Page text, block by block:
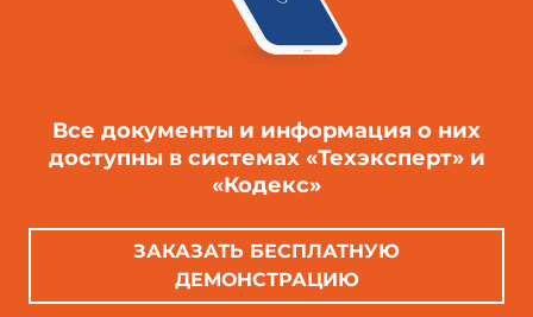
Все документы и информация о них
доступны в системах «Техэксперт» и
«Кодекс»
ЗАКАЗАТЬ БЕСПЛАТНУЮ
ДЕМОНСТРАЦИЮ